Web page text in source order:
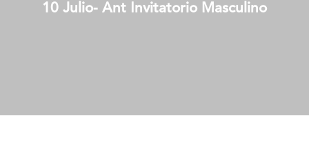
10 Julio- Ant Invitatorio Masculino